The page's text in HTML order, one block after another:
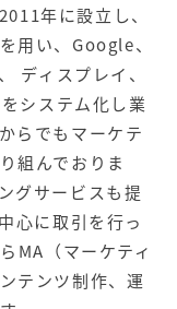
年に設立し、
用い、Google、
ディスプレイ、
システム化し業
らでもマーケテ
組んでおりま
グサービスも提
心に取引を行っ
MA（マーケティ
テンツ制作、運